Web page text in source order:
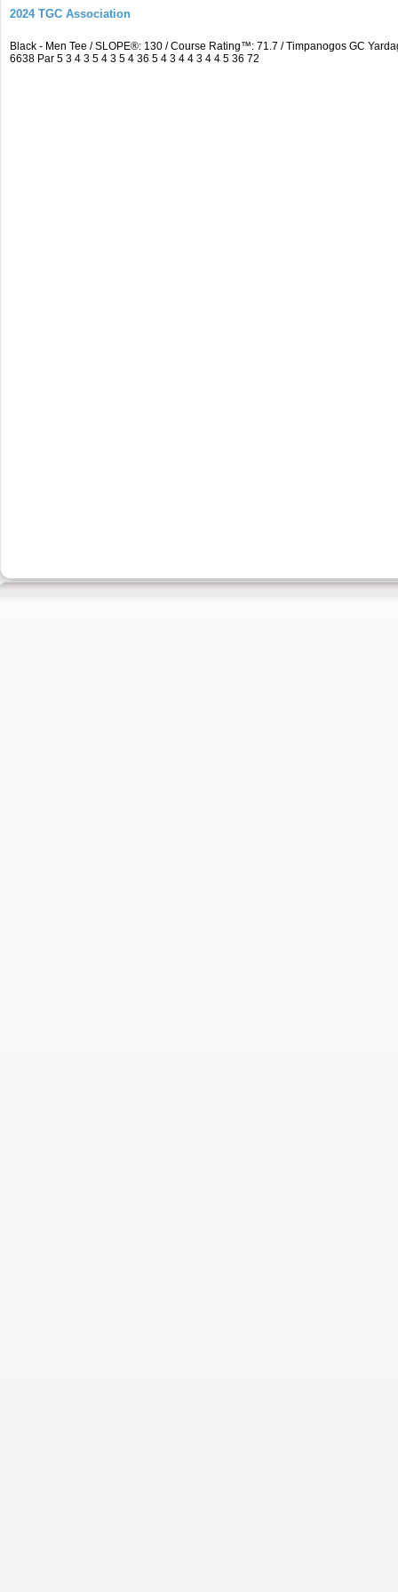
2024 TGC Association
Black - Men Tee / SLOPE®: 130 / Course Rating™: 71.7 / Timpanogos GC
6638 Par 5 3 4 3 5 4 3 5 4 36 5 4 3 4 4 3 4 4 5 36 72